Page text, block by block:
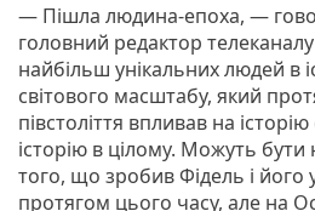
— Пішла людина-епоха, —
головний редактор
найбільш унікальних людей в
світового масштабу, який
півстоліття впливав на історію
історію в цілому. Можуть бути
того, що зробив Фідель і його
протягом цього часу, але на